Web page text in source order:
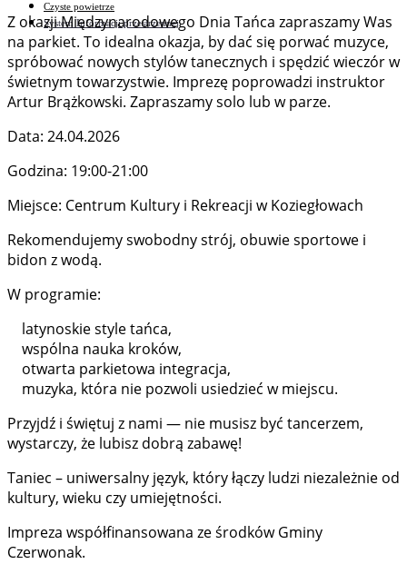
Czyste powietrze
System Informacji przestrzennej
Z okazji Międzynarodowego Dnia Tańca zapraszamy Was
na parkiet. To idealna okazja, by dać się porwać muzyce,
spróbować nowych stylów tanecznych i spędzić wieczór w
świetnym towarzystwie. Imprezę poprowadzi instruktor
Artur Brążkowski. Zapraszamy solo lub w parze.
Data: 24.04.2026
Godzina: 19:00-21:00
Miejsce: Centrum Kultury i Rekreacji w Koziegłowach
Rekomendujemy swobodny strój, obuwie sportowe i
bidon z wodą.
W programie:
latynoskie style tańca,
wspólna nauka kroków,
otwarta parkietowa integracja,
muzyka, która nie pozwoli usiedzieć w miejscu.
Przyjdź i świętuj z nami — nie musisz być tancerzem,
wystarczy, że lubisz dobrą zabawę!
Taniec – uniwersalny język, który łączy ludzi niezależnie od
kultury, wieku czy umiejętności.
Impreza współfinansowana ze środków Gminy
Czerwonak.